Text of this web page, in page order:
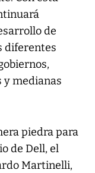
de
diferentes
y medianas
piedra para
de Dell, el
Martinelli,